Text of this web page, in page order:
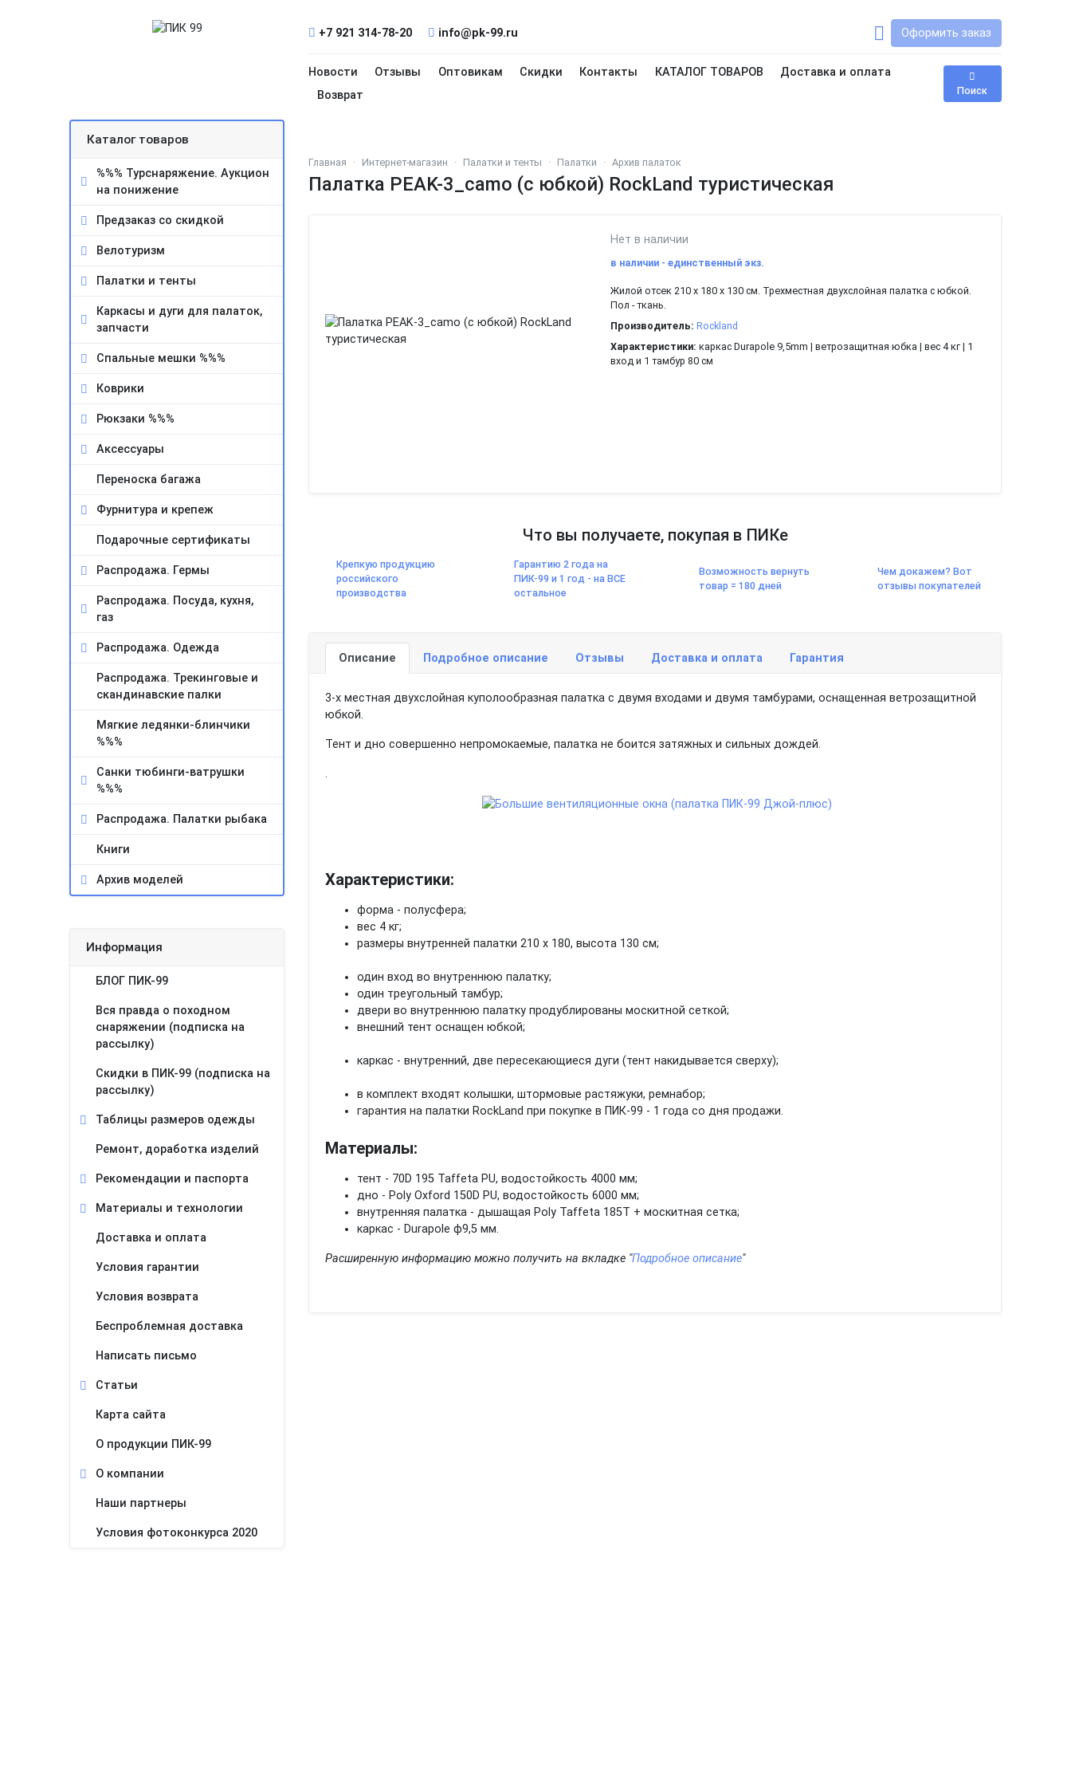
+7 921 314-78-20 info@pk-99.ru Оформить заказ
Новости Отзывы Оптовикам Скидки Контакты КАТАЛОГ ТОВАРОВ
Доставка и оплата
Возврат
Поиск
Каталог товаров
%%% Турснаряжение. Аукцион
на понижение
Предзаказ со скидкой
Велотуризм
Палатки и тенты
Каркасы и дуги для палаток,
запчасти
Спальные мешки %%%
Коврики
Рюкзаки %%%
Аксессуары
Переноска багажа
Фурнитура и крепеж
Подарочные сертификаты
Распродажа. Гермы
Распродажа. Посуда, кухня,
газ
Распродажа. Одежда
Распродажа. Трекинговые и
скандинавские палки
Мягкие ледянки-блинчики
%%%
Санки тюбинги-ватрушки
%%%
Распродажа. Палатки рыбака
Книги
Архив моделей
Информация
БЛОГ ПИК-99
Вся правда о походном
снаряжении (подписка на
рассылку)
Скидки в ПИК-99 (подписка на
рассылку)
Таблицы размеров одежды
Ремонт, доработка изделий
Рекомендации и паспорта
Материалы и технологии
Доставка и оплата
Условия гарантии
Условия возврата
Беспроблемная доставка
Написать письмо
Статьи
Карта сайта
О продукции ПИК-99
О компании
Наши партнеры
Условия фотоконкурса 2020
Главная Интернет-магазин Палатки и тенты Палатки Архив палаток
Палатка PEAK-3_camo (с юбкой) RockLand туристическая
Нет в наличии
в наличии - единственный экз.
Жилой отсек 210 х 180 х 130 см. Трехместная двухслойная палатка с юбкой.
Пол - ткань.
Производитель: Rockland
Характеристики: каркас Durapole 9,5mm | ветрозащитная юбка | вес 4 кг | 1
вход и 1 тамбур 80 см
Что вы получаете, покупая в ПИКе
Крепкую продукцию
российского
производства
Гарантию 2 года на
ПИК-99 и 1 год - на ВСЕ
остальное
Возможность вернуть
товар = 180 дней
Чем докажем? Вот
отзывы покупателей
Описание Подробное описание Отзывы Доставка и оплата Гарантия
3-х местная двухслойная куполообразная палатка с двумя входами и двумя тамбурами, оснащенная ветрозащитной
юбкой.
Тент и дно совершенно непромокаемые, палатка не боится затяжных и сильных дождей.
.
Характеристики:
форма - полусфера;
вес 4 кг;
размеры внутренней палатки 210 х 180, высота 130 см;
один вход во внутреннюю палатку;
один треугольный тамбур;
двери во внутреннюю палатку продублированы москитной сеткой;
внешний тент оснащен юбкой;
каркас - внутренний, две пересекающиеся дуги (тент накидывается сверху);
в комплект входят колышки, штормовые растяжуки, ремнабор;
гарантия на палатки RockLand при покупке в ПИК-99 - 1 года со дня продажи.
Материалы:
тент - 70D 195 Taffeta PU, водостойкость 4000 мм;
дно - Poly Oxford 150D PU, водостойкость 6000 мм;
внутренняя палатка - дышащая Poly Taffeta 185T + москитная сетка;
каркас - Durapole ф9,5 мм.
Расширенную информацию можно получить на вкладке "Подробное описание"